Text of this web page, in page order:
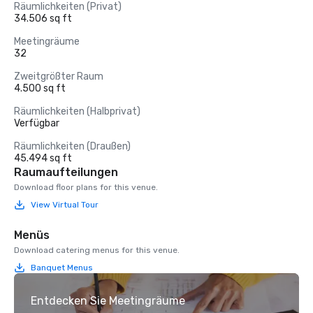
Räumlichkeiten (Privat)
34.506 sq ft
Meetingräume
32
Zweitgrößter Raum
4.500 sq ft
Räumlichkeiten (Halbprivat)
Verfügbar
Räumlichkeiten (Draußen)
45.494 sq ft
Raumaufteilungen
Download floor plans for this venue.
View Virtual Tour
Menüs
Download catering menus for this venue.
Banquet Menus
Entdecken Sie Meetingräume